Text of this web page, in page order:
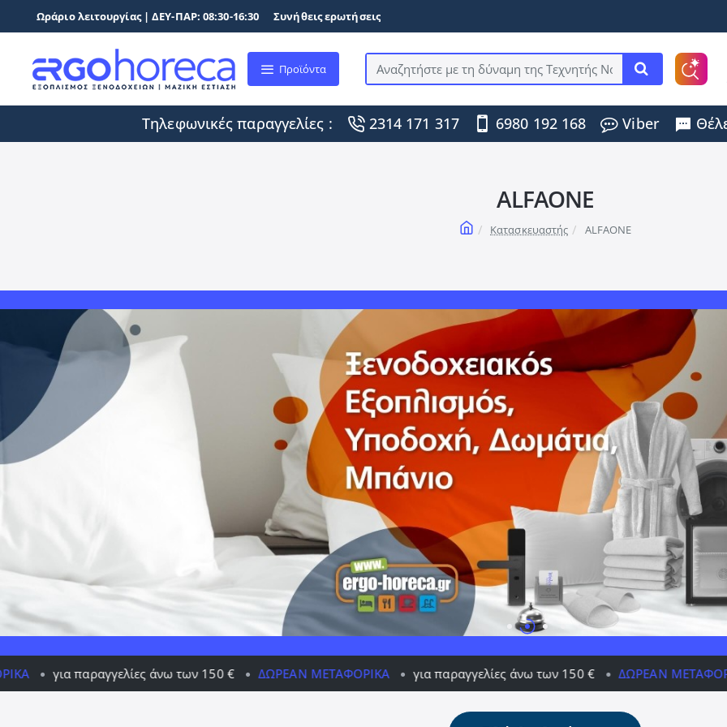
Ωράριο λειτουργίας | ΔΕΥ-ΠΑΡ: 08:30-16:30 Συνήθεις ερωτήσεις
Προϊόντα
Αναζητήστε
τη
δύναμη
της
Τηλεφωνικές παραγγελίες : 2314 171 317 6980 192 168 Viber
ALFAONE
homeΚατασκευαστής ALFAONE
άνω των 150 € ΔΩΡΕΆΝ ΜΕΤΑΦΟΡΙΚΆ για παραγγελίες άνω των 150 € ΔΩΡΕΆΝ ΜΕΤΑΦΟΡΙΚΆ για